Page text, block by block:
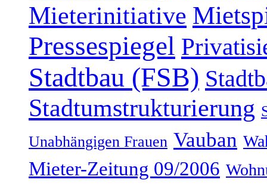
Mieterinitiative
Pressespiegel
Stadtbau (FSB)
Stadtumstrukturierung
Unabhängigen Frauen Vauban
Mieter-Zeitung 09/2006